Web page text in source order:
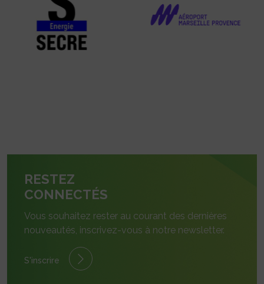
RESTEZ
CONNECTÉS
Vous souhaitez rester au courant des dernières
nouveautés, inscrivez-vous à notre newsletter.
S'inscrire